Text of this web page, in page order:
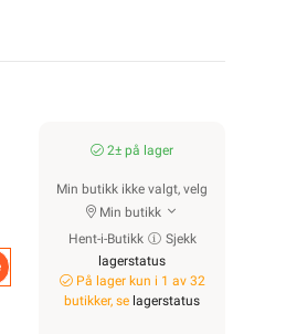
2± på lager
Min butikk ikke valgt, velg
Min butikk
Hent-i-Butikk
Sjekk
lagerstatus
På lager kun i 1 av 32
butikker, se lagerstatus